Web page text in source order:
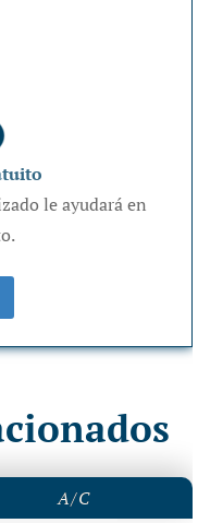
le ayudará en
A/C